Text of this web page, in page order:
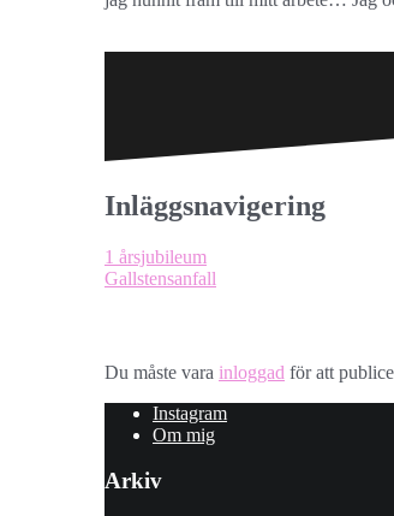
Inläggsnavigering
1 årsjubileum
Gallstensanfall
Du måste vara inloggad för att
Instagram
Om mig
Arkiv